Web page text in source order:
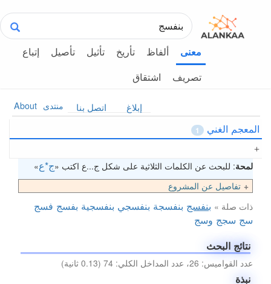
معنى ألفاظ تأريخ تأثيل تأصيل
إتباع
تصريف
اشتقاق
About منتدى اتصل بنا إبلاغ
المعجم الغني 1
لمحة: للبحث عن الكلمات الثلاثية على شكل ج...ع اكتب «ج*ع»
تفاصيل عن المشروع
ذات صلة » بنفسج بنفسجة بنفسجي بنفسجية بفسج فسج
سج سجج وسج
نتائج البحث
عدد القواميس: 26، عدد المداخل الكلي: 74 (0.13 ثانية)
نبذة